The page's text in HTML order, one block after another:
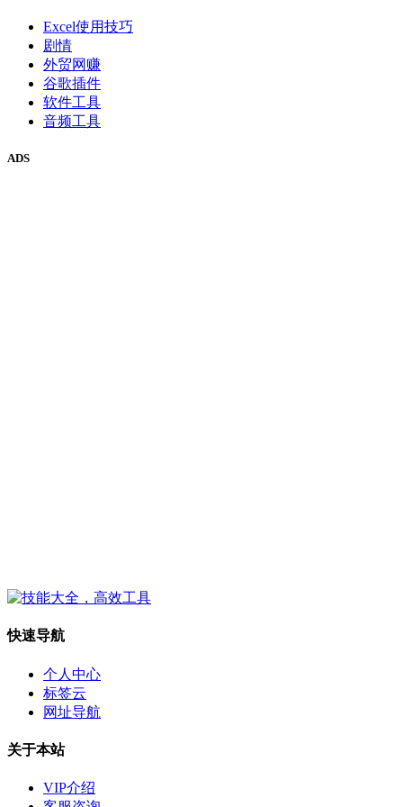
Excel使用技巧
剧情
外贸网赚
谷歌插件
软件工具
音频工具
ADS
快速导航
个人中心
标签云
网址导航
关于本站
VIP介绍